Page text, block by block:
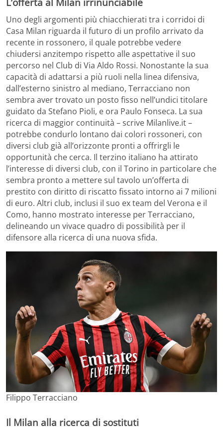
Uno degli argomenti più chiacchierati tra i corridoi di
Casa Milan riguarda il futuro di un profilo arrivato da
recente in rossonero, il quale potrebbe vedere
chiudersi anzitempo rispetto alle aspettative il suo
percorso nel Club di Via Aldo Rossi. Nonostante la sua
capacità di adattarsi a più ruoli nella linea difensiva,
dall’esterno sinistro al mediano, Terracciano non
sembra aver trovato un posto fisso nell’undici titolare
guidato da Stefano Pioli, e ora Paulo Fonseca. La sua
ricerca di maggior continuità – scrive Milanlive.it –
potrebbe condurlo lontano dai colori rossoneri, con
diversi club già all’orizzonte pronti a offrirgli le
opportunità che cerca. Il terzino italiano ha attirato
l’interesse di diversi club, con il Torino in particolare che
sembra pronto a mettere sul tavolo un’offerta di
prestito con diritto di riscatto fissato intorno ai 7 milioni
di euro. Altri club, inclusi il suo ex team del Verona e il
Como, hanno mostrato interesse per Terracciano,
delineando un vivace quadro di possibilità per il
difensore alla ricerca di una nuova sfida.
Filippo Terracciano
Il Milan alla ricerca di sostituti